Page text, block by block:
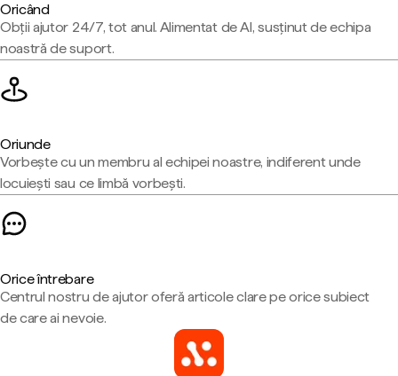
Oricând
Obții ajutor 24/7, tot anul. Alimentat de AI, susținut de echipa
noastră de suport.
Oriunde
Vorbește cu un membru al echipei noastre, indiferent unde
locuiești sau ce limbă vorbești.
Orice întrebare
Centrul nostru de ajutor oferă articole clare pe orice subiect
de care ai nevoie.